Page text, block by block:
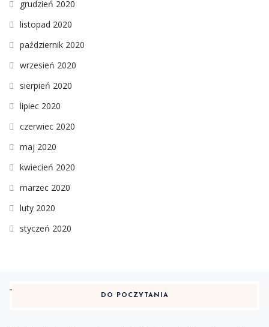
grudzień 2020
listopad 2020
październik 2020
wrzesień 2020
sierpień 2020
lipiec 2020
czerwiec 2020
maj 2020
kwiecień 2020
marzec 2020
luty 2020
styczeń 2020
DO POCZYTANIA